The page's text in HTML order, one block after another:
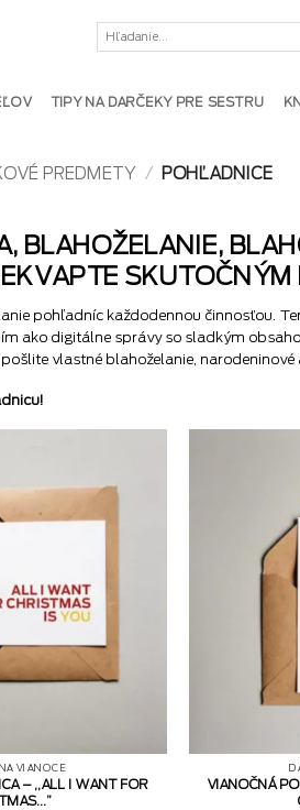
TIPY NA DARČEKY PRE SESTRU
PREDMETY / POHĽADNICE
BLAHOŽELANIE,
SKUTOČNÝM
pohľadníc každodennou činnosťou.
ako digitálne správy so sladkým
vlastné blahoželanie, narodeninové
VIANOCE
– ,,ALL I WANT FOR
VIANOČNÁ